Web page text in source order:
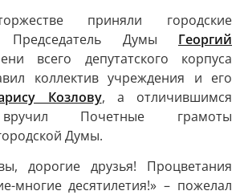
приняли городские
Председатель Думы Георгий
всего депутатского корпуса
коллектив учреждения и его
Козлову, а отличившимся
вручил Почетные грамоты
Думы.
дорогие друзья! Процветания
многие десятилетия!» – пожелал